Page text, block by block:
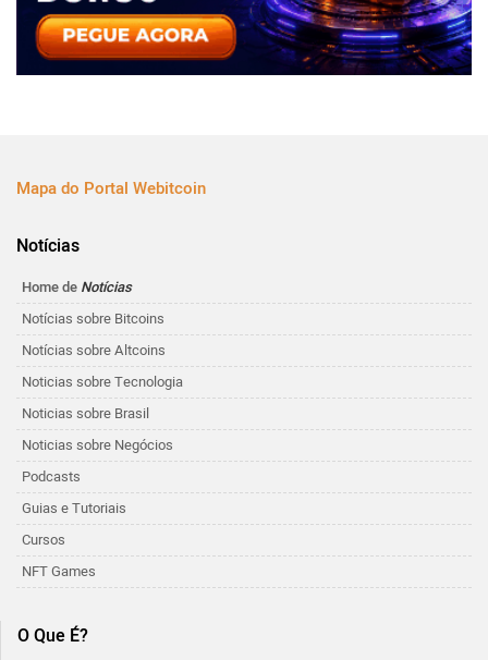
Mapa do Portal Webitcoin
Notícias
Home de Notícias
Notícias sobre Bitcoins
Notícias sobre Altcoins
Noticias sobre Tecnologia
Noticias sobre Brasil
Noticias sobre Negócios
Podcasts
Guias e Tutoriais
Cursos
NFT Games
O Que É?